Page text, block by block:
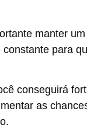
manter um
para
conseguirá
as